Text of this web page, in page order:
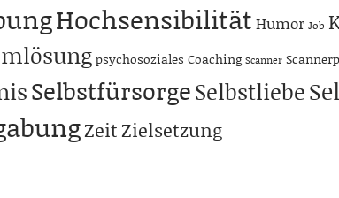
Hochsensibilität Humor Job
psychosoziales Coaching Scanner
SelbstfürsorgeSelbstliebe
ZeitZielsetzung